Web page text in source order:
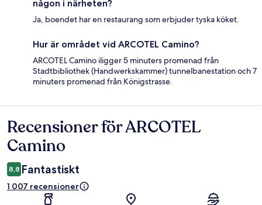
någon i närheten?
Ja, boendet har en restaurang som erbjuder tyska köket.
Hur är området vid ARCOTEL Camino?
ARCOTEL Camino iligger 5 minuters promenad från
Stadtbibliothek (Handwerkskammer) tunnelbanestation och 7
minuters promenad från Königstrasse.
Recensioner
Recensioner för ARCOTEL
Camino
8,8 Fantastiskt
1 007 recensioner